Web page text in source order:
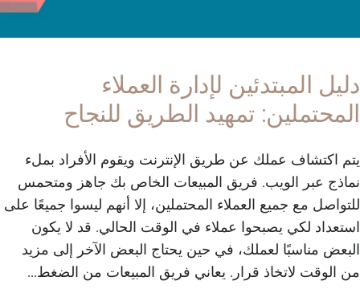
دليل المبتدئين لإدارة العملاء
المحتملين: تمهيد الطريق للنجاح
يتم اكتشاف عملك عن طريق الإنترنت ويقوم الأفراد بملء
نماذج عبر الويب. فريق المبيعات الخاص بك جاهز ومتحمس
للتواصل مع جميع العملاء المحتملين، إلا أنهم ليسوا جميعًا على
استعداد لكي يصبحوا عملاء في الوقت الحالي. قد لا يكون
البعض مناسبًا لعملك، في حين يحتاج البعض الآخر إلى مزيد
من الوقت لاتخاذ قرار. يعاني فريق المبيعات من الضغط...